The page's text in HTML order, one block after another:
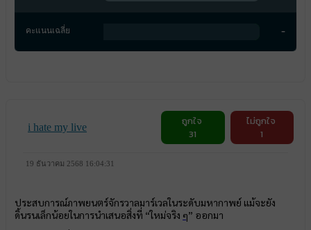
คะแนนเฉลี่ย -
i hate my live
ถูกใจ
31
ไม่ถูกใจ
1
19 ธันวาคม 2568 16:04:31
ประสบการณ์ภาพยนตร์จักรวาลมาร์เวลในระดับมหากาพย์ แม้จะยัง
ดิ้นรนเล็กน้อยในการนำเสนอสิ่งที่ “ใหม่จริง ๆ” ออกมา